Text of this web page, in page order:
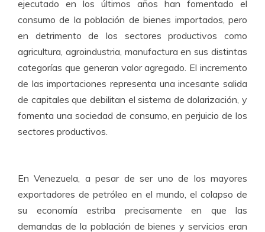
ejecutado en los últimos años han fomentado el
consumo de la población de bienes importados, pero
en detrimento de los sectores productivos como
agricultura, agroindustria, manufactura en sus distintas
categorías que generan valor agregado. El incremento
de las importaciones representa una incesante salida
de capitales que debilitan el sistema de dolarización, y
fomenta una sociedad de consumo, en perjuicio de los
sectores productivos.
En Venezuela, a pesar de ser uno de los mayores
exportadores de petróleo en el mundo, el colapso de
su economía estriba precisamente en que las
demandas de la población de bienes y servicios eran